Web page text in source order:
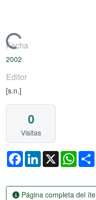
Cargando...
Fecha
2002
Editor
[s.n.]
0
Visitas
FacebookLinkedIn
X
Página completa del